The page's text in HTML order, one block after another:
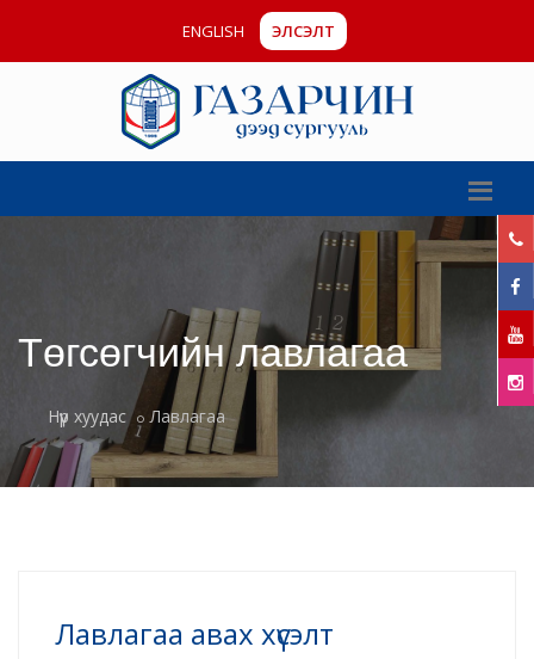
ENGLISH ЭЛСЭЛТ
Төгсөгчийн лавлагаа
Нүүр хуудас Лавлагаа
Лавлагаа авах хүсэлт